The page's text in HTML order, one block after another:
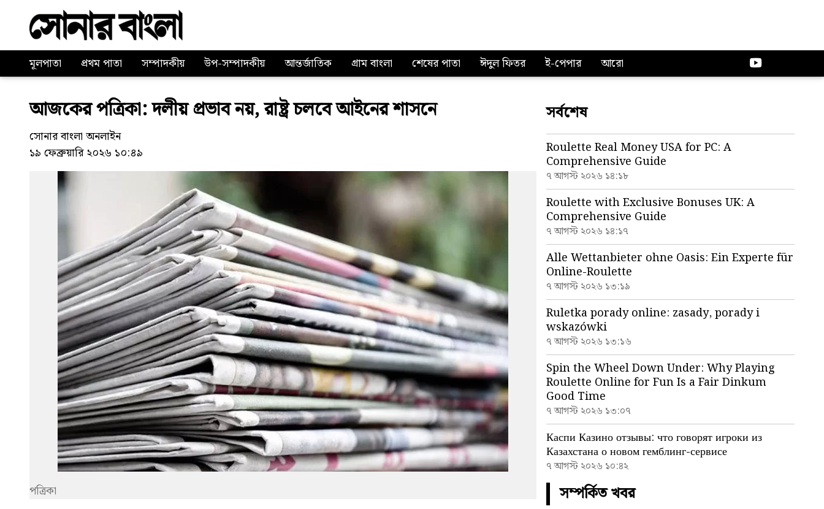
মূলপাতা প্রথম পাতা সম্পাদকীয় উপ-সম্পাদকীয় আন্তর্জাতিক গ্রাম বাংলা শেষের পাতা ঈদুল ফিতর ই-পেপার আরো
আজকের পত্রিকা: দলীয় প্রভাব নয়, রাষ্ট্র চলবে আইনের শাসনে
সোনার বাংলা অনলাইন
১৯ ফেব্রুয়ারি ২০২৬ ১০:৪৯
পত্রিকা
সর্বশেষ
Roulette Real Money USA for PC: A
Comprehensive Guide
৭ আগস্ট ২০২৬ ১৪:১৮
Roulette with Exclusive Bonuses UK: A
Comprehensive Guide
৭ আগস্ট ২০২৬ ১৪:১৭
Alle Wettanbieter ohne Oasis: Ein Experte für
Online-Roulette
৭ আগস্ট ২০২৬ ১৩:১৯
Ruletka porady online: zasady, porady i
wskazówki
৭ আগস্ট ২০২৬ ১৩:১৬
Spin the Wheel Down Under: Why Playing
Roulette Online for Fun Is a Fair Dinkum
Good Time
৭ আগস্ট ২০২৬ ১৩:০৭
Каспи Казино отзывы: что говорят игроки из
Казахстана о новом гемблинг-сервисе
৭ আগস্ট ২০২৬ ১০:৪২
সম্পর্কিত খবর